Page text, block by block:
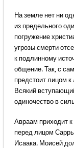
На земле нет ни
из предельного
погружение
угрозы смерти
к подлинному
общение. Так, с
предстоит лицом
Всякий
одиночество в
Авраам приходит
перед лицом
Исаака. Моисей